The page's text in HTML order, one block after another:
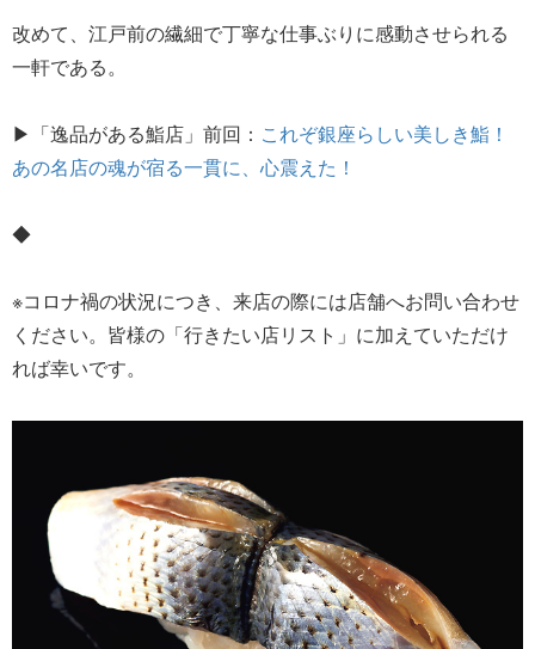
改めて、江戸前の繊細で丁寧な仕事ぶりに感動させられる
一軒である。
▶「逸品がある鮨店」前回： これぞ銀座らしい美しき鮨！
あの名店の魂が宿る一貫に、心震えた！
◆
※コロナ禍の状況につき、来店の際には店舗へお問い合わせ
ください。皆様の「行きたい店リスト」に加えていただけ
れば幸いです。